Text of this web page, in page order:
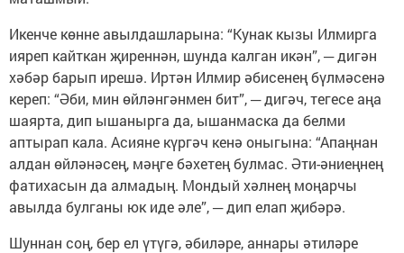
Икенче көнне авылдашларына: “Кунак кызы Илмирга
ияреп кайткан җиреннән, шунда калган икән”, ─ дигән
хәбәр барып ирешә. Иртән Илмир әбисенең бүлмәсенә
кереп: “Әби, мин өйләнгәнмен бит”, ─ дигәч, тегесе аңа
шаярта, дип ышанырга да, ышанмаска да белми
аптырап кала. Асияне күргәч кенә оныгына: “Апаңнан
алдан өйләнәсең, мәңге бәхетең булмас. Әти-әниеңнең
фатихасын да алмадың. Мондый хәлнең моңарчы
авылда булганы юк иде әле”, ─ дип елап җибәрә.
Шуннан соң, бер ел үтүгә, әбиләре, аннары әтиләре